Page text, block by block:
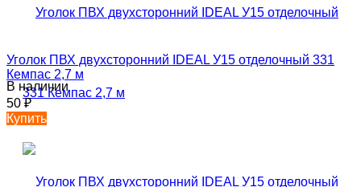
Уголок ПВХ двухсторонний IDEAL У15 отделочный 331
Кемпас 2,7 м
В наличии
50₽
Купить